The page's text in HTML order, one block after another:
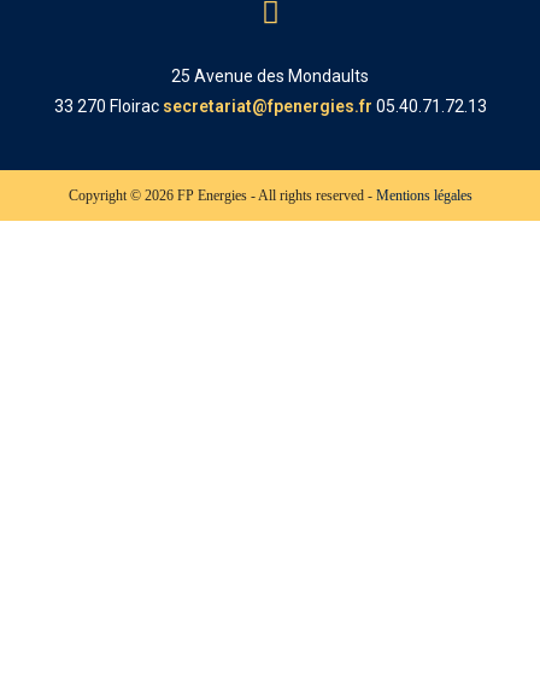
25 Avenue des Mondaults
33 270 Floirac secretariat@fpenergies.fr 05.40.71.72.13
Copyright © 2026 FP Energies - All rights reserved - Mentions légales